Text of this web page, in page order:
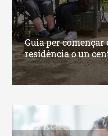
Guia per començar
residència o un